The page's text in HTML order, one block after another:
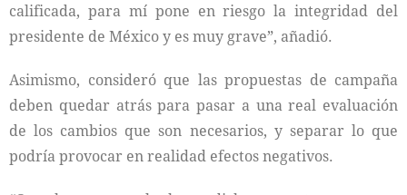
calificada, para mí pone en riesgo la integridad del
presidente de México y es muy grave”, añadió.
Asimismo, consideró que las propuestas de campaña
deben quedar atrás para pasar a una real evaluación
de los cambios que son necesarios, y separar lo que
podría provocar en realidad efectos negativos.